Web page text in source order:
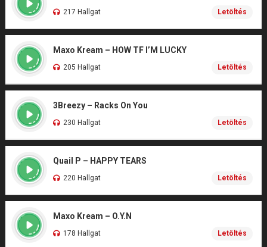
217 Hallgat Letöltés
Maxo Kream – HOW TF I’M LUCKY
205 Hallgat Letöltés
3Breezy – Racks On You
230 Hallgat Letöltés
Quail P – HAPPY TEARS
220 Hallgat Letöltés
Maxo Kream – O.Y.N
178 Hallgat Letöltés